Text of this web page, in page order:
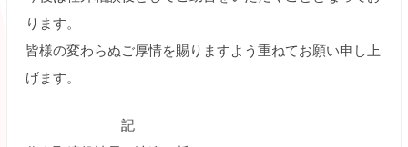
ります。
皆様の変わらぬご厚情を賜りますよう重ねてお願い申し上
げます。
記